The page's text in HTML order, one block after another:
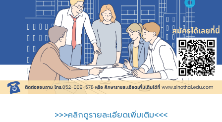
>>>คลิกดูรายละเอียดเพิ่มเติม<<<